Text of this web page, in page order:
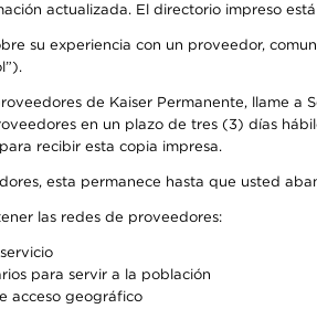
actualizada. El directorio impreso
su experiencia con un proveedor,
de Kaiser Permanente, llame a
en un plazo de tres (3) días
recibir esta copia impresa.
esta permanece hasta que usted
las redes de proveedores:
para servir a la población
acceso geográfico